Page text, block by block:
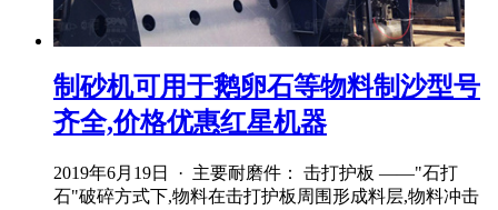
制砂机可用于鹅卵石等物料制沙型号
齐全,价格优惠红星机器
2019年6月19日 · 主要耐磨件： 击打护板 ——"石打
石"破碎方式下,物料在击打护板周围形成料层,物料冲击